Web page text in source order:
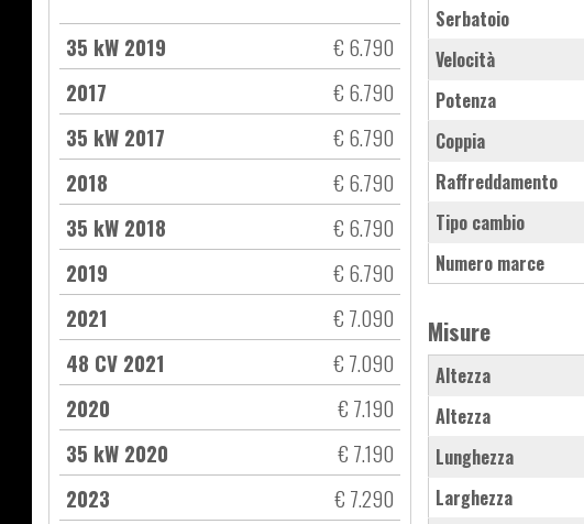
35 kW 2019
€ 6.790
2017
€ 6.790
35 kW 2017
€ 6.790
2018
€ 6.790
35 kW 2018
€ 6.790
2019
€ 6.790
2021
€ 7.090
48 CV 2021
€ 7.090
2020
€ 7.190
35 kW 2020
€ 7.190
2023
€ 7.290
Serbatoio
Velocità
Potenza
Coppia
Raffreddamento
Tipo cambio
Numero marce
Misure
Altezza
Altezza
Lunghezza
Larghezza